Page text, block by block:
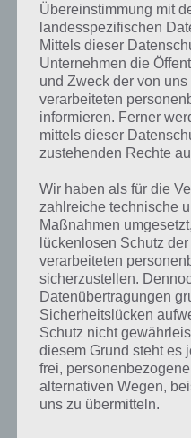
Pyramid Solitaire Saga
Screenshot – (c) King
einzuziehen.
Gameplay Video zu
Falls ihr noch keine Idee haben
spielen ist, solltet ihr euch
anschauen, in dem die ersten
Übereinstimmung mit
landesspezifischen
Mittels dieser
Unternehmen die
und Zweck der von
verarbeiteten
informieren. Ferner
mittels dieser
zustehenden Rechte
Wir haben als für die
zahlreiche technische
Maßnahmen
lückenlosen Schutz
verarbeiteten
sicherzustellen.
Datenübertragungen
Sicherheitslücken
Schutz nicht
diesem Grund steht es
frei,
alternativen Wegen,
uns zu übermitteln.